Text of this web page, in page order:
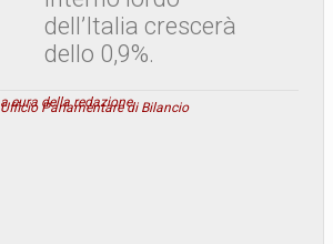
dell’Italia crescerà
dello 0,9%.
a cura della redazione
Ufficio Parlamentare di Bilancio